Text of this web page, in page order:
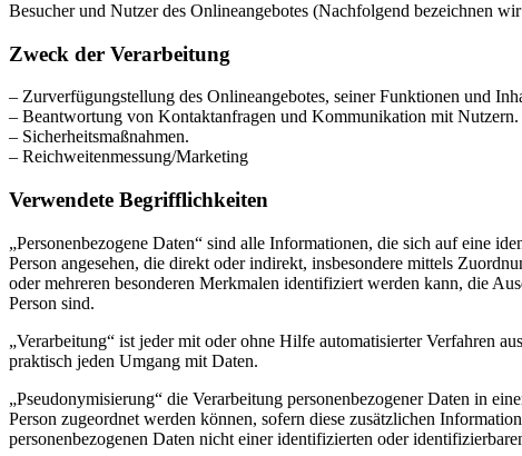
Besucher und Nutzer des Onlineangebotes (Nachfolgend bezeichnen
Zweck der Verarbeitung
– Zurverfügungstellung des Onlineangebotes, seiner Funktionen und
– Beantwortung von Kontaktanfragen und Kommunikation mit Nutzern.
– Sicherheitsmaßnahmen.
– Reichweitenmessung/Marketing
Verwendete Begrifflichkeiten
„Personenbezogene Daten“ sind alle Informationen, die sich auf eine
Person angesehen, die direkt oder indirekt, insbesondere mittels
oder mehreren besonderen Merkmalen identifiziert werden kann, die
Person sind.
„Verarbeitung“ ist jeder mit oder ohne Hilfe automatisierter Verfahren
praktisch jeden Umgang mit Daten.
„Pseudonymisierung“ die Verarbeitung personenbezogener Daten in
Person zugeordnet werden können, sofern diese zusätzlichen
personenbezogenen Daten nicht einer identifizierten oder